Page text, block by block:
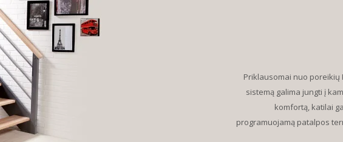
Priklausomai nuo poreikių
sistemą galima jungti į
komfortą, katilai
programuojamą patalpos